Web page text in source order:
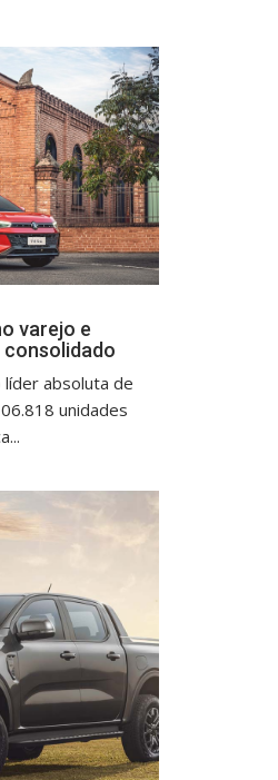
varejo e
líder absoluta de
unidades